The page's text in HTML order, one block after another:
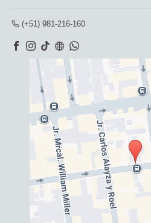
(+51) 981-216-160